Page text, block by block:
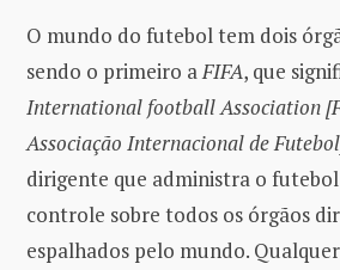
O mundo do futebol tem dois
sendo o primeiro aFIFA, que
International football Association
Associação Internacional de
dirigente que administra o
controle sobre todos os órgãos
espalhados pelo mundo.